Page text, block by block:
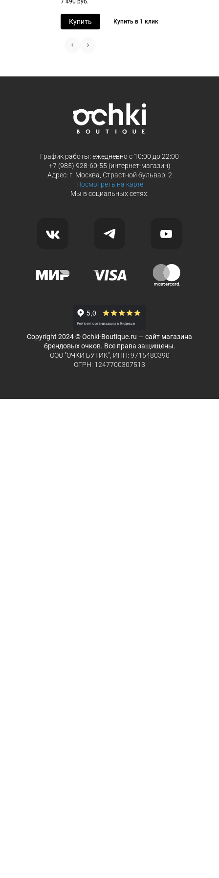
Выберите способ оплаты «Долями»
Оплатите покупку целиком через
или частями в Сплит.
7 490 руб.
Купить Купить в 1 клик
График работы: ежедневно с 10:00 до 22:00
+7 (985) 928-60-55 (интернет-магазин)
Адрес: г. Москва, Страстной бульвар, 2
Посмотреть на карте
Мы в социальных сетях:
Copyright 2024 © Ochki-Boutique.ru — сайт магазина
брендовых очков. Все права защищены.
ООО "ОЧКИ БУТИК", ИНН: 9715480390
ОГРН: 1247700307513